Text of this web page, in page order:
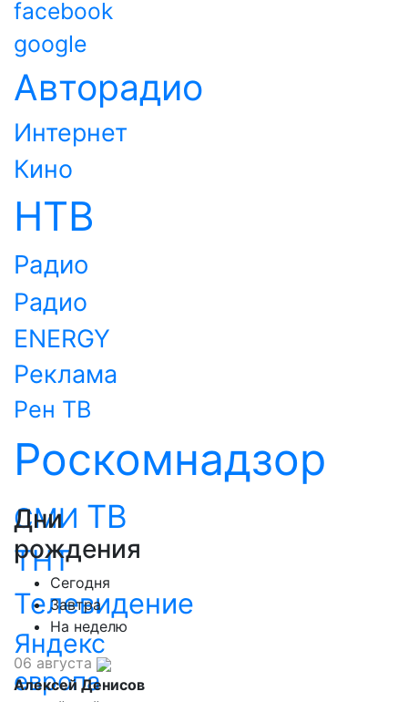
facebook
google
Авторадио
Интернет
Кино
НТВ
Радио
Радио
ENERGY
Реклама
Рен ТВ
Роскомнадзор
СМИ ТВ
ТНТ
Телевидение
Яндекс
европа
Дни
рождения
Сегодня
Завтра
На неделю
06 августа
Алексей Денисов